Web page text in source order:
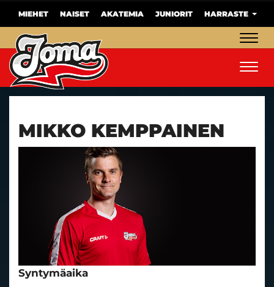
MIEHET NAISET AKATEMIA JUNIORIT HARRASTE
MIKKO KEMPPAINEN
Syntymäaika